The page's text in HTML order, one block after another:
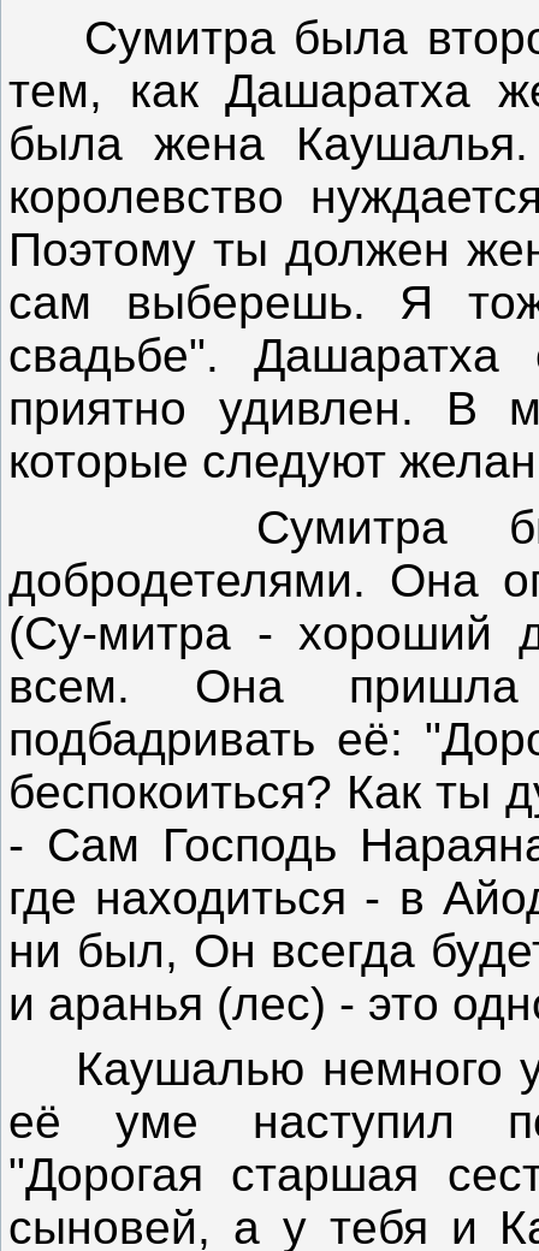
Сумитра была
тем, как Дашаратха
была жена
королевство
Поэтому ты должен
сам выберешь. Я
свадьбе".
приятно удивлен. В
которые следуют
Сумитра была
добродетелями. Она
(Су-митра - хороший
всем. Она
подбадривать её:
беспокоиться? Как ты
- Сам Господь
где находиться - в
ни был, Он всегда
и аранья (лес) - это
Каушалью немного
её уме наступил
"Дорогая старшая
сыновей, а у тебя и